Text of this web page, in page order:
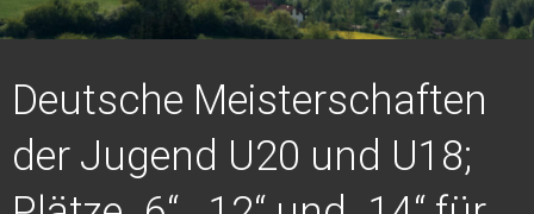
Deutsche Meisterschaften
der Jugend U20 und U18;